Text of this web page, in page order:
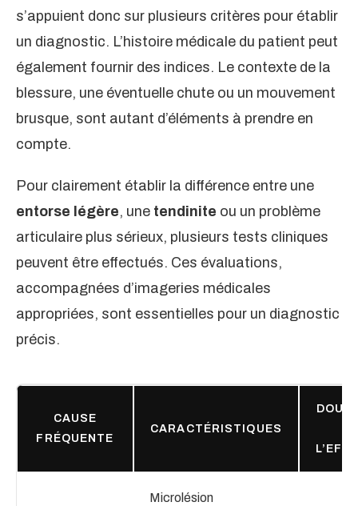
s’appuient donc sur plusieurs critères pour établir
un diagnostic. L’histoire médicale du patient peut
également fournir des indices. Le contexte de la
blessure, une éventuelle chute ou un mouvement
brusque, sont autant d’éléments à prendre en
compte.
Pour clairement établir la différence entre une
entorse légère, une tendinite ou un problème
articulaire plus sérieux, plusieurs tests cliniques
peuvent être effectués. Ces évaluations,
accompagnées d’imageries médicales
appropriées, sont essentielles pour un diagnostic
précis.
CAUSE
FRÉQUENTE
CARACTÉRISTIQUES
Microlésion